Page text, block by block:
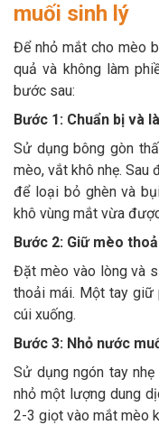
muối sinh lý
Để nhỏ mắt cho mèo
quả và không làm
bước sau:
Bước 1: Chuẩn bị và
Sử dụng bông gòn
mèo, vắt khô nhẹ. Sau
để loại bỏ ghèn và
khô vùng mắt vừa
Bước 2: Giữ mèo
Đặt mèo vào lòng và
thoải mái. Một tay giữ
cúi xuống.
Bước 3: Nhỏ nước
Sử dụng ngón tay
nhỏ một lượng dung
2-3 giọt vào mắt mèo